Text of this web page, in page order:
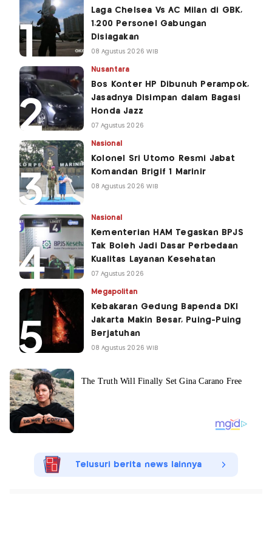
Laga Chelsea Vs AC Milan di GBK,
1.200 Personel Gabungan
Disiagakan
08 Agustus 2026 WIB
Nusantara
Bos Konter HP Dibunuh Perampok,
Jasadnya Disimpan dalam Bagasi
Honda Jazz
07 Agustus 2026
Nasional
Kolonel Sri Utomo Resmi Jabat
Komandan Brigif 1 Marinir
08 Agustus 2026 WIB
Nasional
Kementerian HAM Tegaskan BPJS
Tak Boleh Jadi Dasar Perbedaan
Kualitas Layanan Kesehatan
07 Agustus 2026
Megapolitan
Kebakaran Gedung Bapenda DKI
Jakarta Makin Besar, Puing-Puing
Berjatuhan
08 Agustus 2026 WIB
Telusuri berita news lainnya